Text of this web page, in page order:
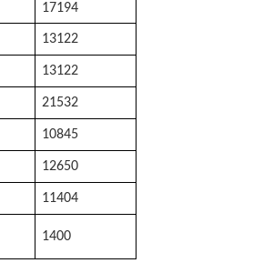
17194
13122
13122
21532
10845
12650
11404
1400